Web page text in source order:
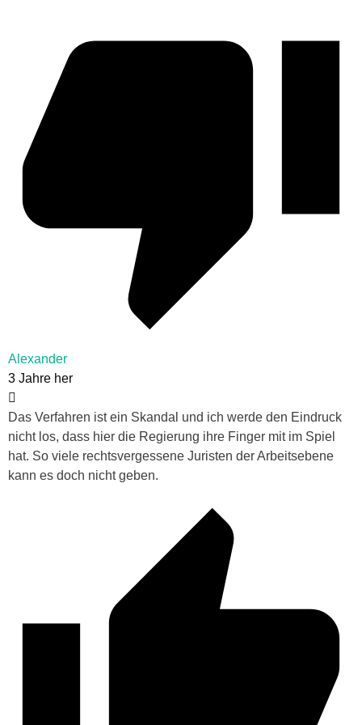
Alexander
3 Jahre her
Das Verfahren ist ein Skandal und ich werde den Eindruck
nicht los, dass hier die Regierung ihre Finger mit im Spiel
hat. So viele rechtsvergessene Juristen der Arbeitsebene
kann es doch nicht geben.